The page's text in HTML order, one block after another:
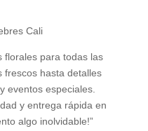
Cali
florales para todas las
frescos hasta detalles
eventos especiales.
y entrega rápida en
algo inolvidable!”